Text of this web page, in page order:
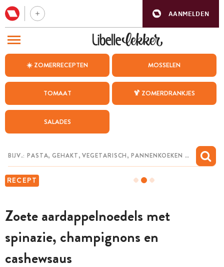
AANMELDEN
☀️ ZOMERRECEPTEN MOSSELEN
TOMAAT 🍹 ZOMERDRANKJES
SALADES
RECEPT
Zoete aardappelnoedels met
spinazie, champignons en
cashewsaus
BEZOEK ONZE ANDERE WEBSITES
WEEKMENU
CHAT MET MAIA
MIJN BEWAARDE RECEPTEN